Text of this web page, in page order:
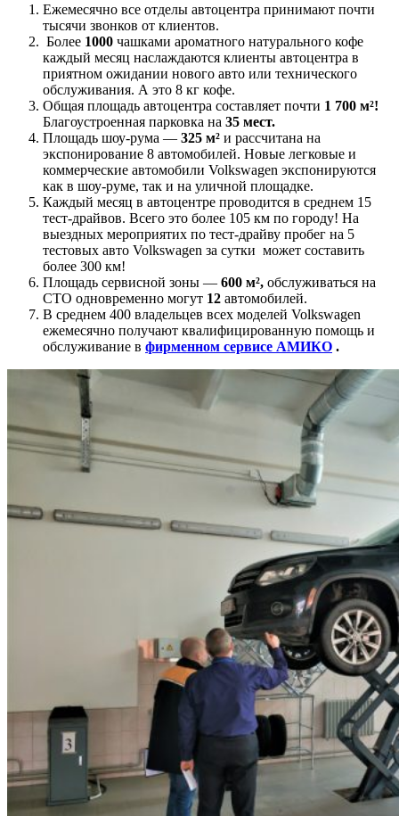
Ежемесячно все отделы автоцентра принимают почти
тысячи звонков от клиентов.
Более 1000 чашками ароматного натурального кофе
каждый месяц наслаждаются клиенты автоцентра в
приятном ожидании нового авто или технического
обслуживания. А это 8 кг кофе.
Общая площадь автоцентра составляет почти 1 700 м²!
Благоустроенная парковка на 35 мест.
Площадь шоу-рума — 325 м² и рассчитана на
экспонирование 8 автомобилей. Новые легковые и
коммерческие автомобили Volkswagen экспонируются
как в шоу-руме, так и на уличной площадке.
Каждый месяц в автоцентре проводится в среднем 15
тест-драйвов. Всего это более 105 км по городу! На
выездных мероприятих по тест-драйву пробег на 5
тестовых авто Volkswagen за сутки может составить
более 300 км!
Площадь сервисной зоны — 600 м², обслуживаться на
СТО одновременно могут 12 автомобилей.
В среднем 400 владельцев всех моделей Volkswagen
ежемесячно получают квалифицированную помощь и
обслуживание в фирменном сервисе АМИКО .